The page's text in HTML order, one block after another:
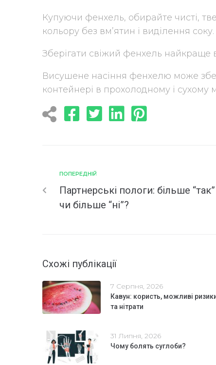
Купуючи фенхель, обирайте чисті,
кольору без вм’ятин і виділення соку.
Зберігати свіжий фенхель найкраще
Висушене насіння фенхелю може
контейнері в прохолодному і сухому
ПОПЕРЕДНІЙ
Партнерські пологи: більше “так”
чи більше “ні”?
Схожі публікації
7 Серпня, 2026
Кавун: користь, можливі
та нітрати
31 Липня, 2026
Чому болять суглоби?